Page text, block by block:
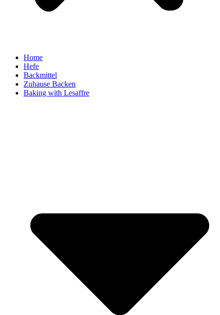
Home
Hefe
Backmittel
Zuhause Backen
Baking with Lesaffre